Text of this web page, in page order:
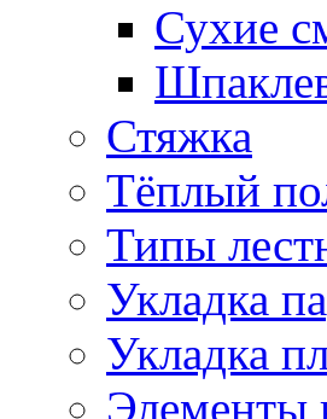
Сухие
Стяжка
Тёплый
Типы
Укладка
Укладка